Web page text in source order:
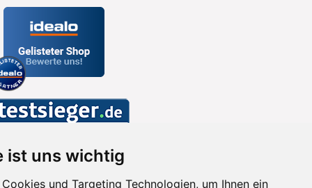
ist uns wichtig
und Targeting Technologien, um Ihnen ein